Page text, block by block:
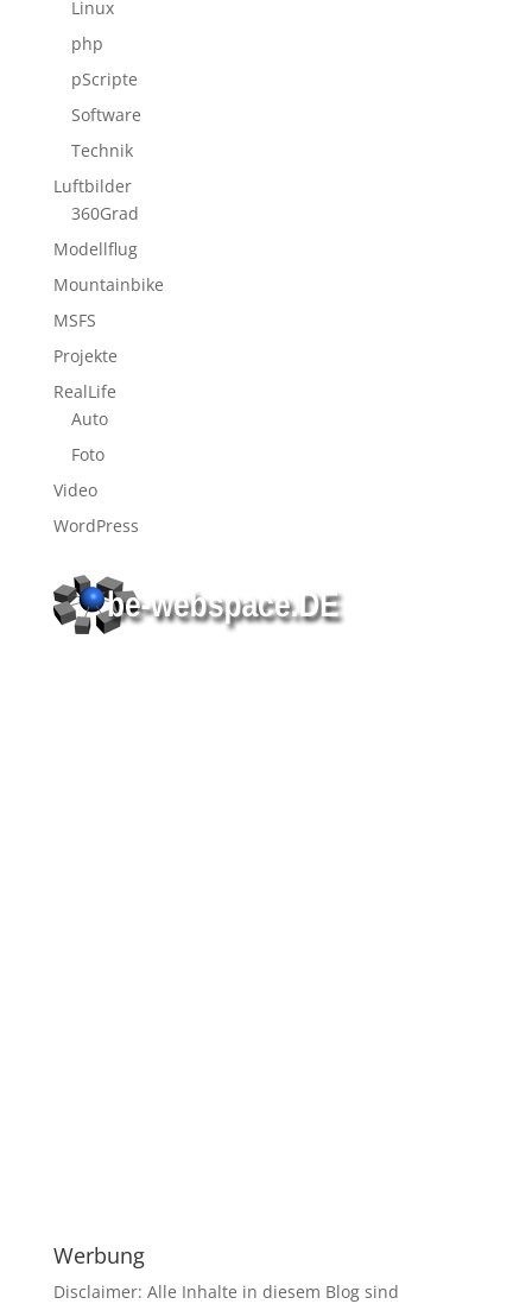
Linux
php
pScripte
Software
Technik
Luftbilder
360Grad
Modellflug
Mountainbike
MSFS
Projekte
RealLife
Auto
Foto
Video
WordPress
Werbung
Disclaimer: Alle Inhalte in diesem Blog sind